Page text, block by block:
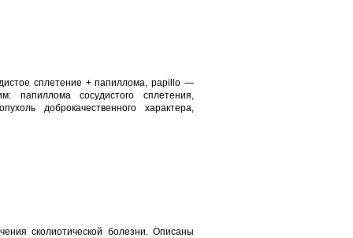
сплетение + папиллома, papillo —
сосудистого сплетения,
доброкачественного характера,
сколиотической болезни. Описаны